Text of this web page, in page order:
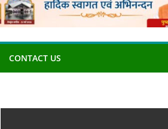
CONTACT US